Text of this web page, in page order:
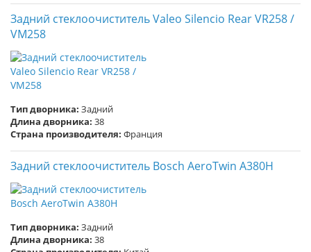
Задний стеклоочиститель Valeo Silencio Rear VR258 /
VM258
Тип дворника: Задний
Длина дворника: 38
Страна производителя: Франция
Задний стеклоочиститель Bosch AeroTwin A380H
Тип дворника: Задний
Длина дворника: 38